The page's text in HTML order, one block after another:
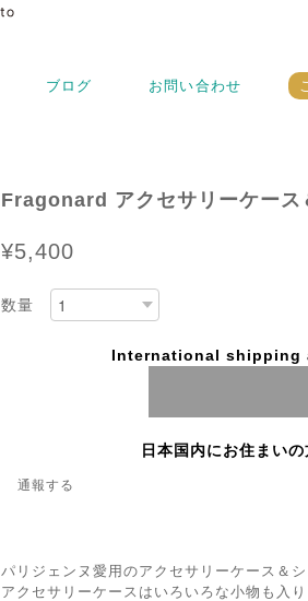
ブログ お問い合わせ
Fragonard アクセサリーケー
¥5,400
数量
International shipping
日本国内にお住まい
通報する
パリジェンヌ愛用のアクセサリーケース＆シ
アクセサリーケースはいろいろな小物も入り